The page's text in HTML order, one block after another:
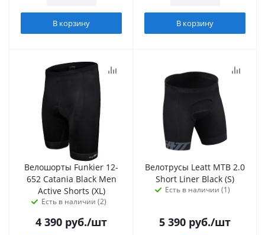
В корзину В корзину
Велошорты Funkier 12-
652 Catania Black Men
Active Shorts (XL)
Есть в наличии (2)
4 390 руб./шт
Велотрусы Leatt MTB 2.0
Short Liner Black (S)
Есть в наличии (1)
5 390 руб./шт